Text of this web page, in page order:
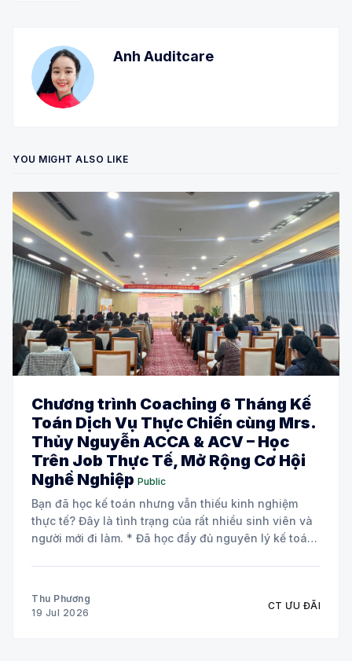
Anh Auditcare
YOU MIGHT ALSO LIKE
Chương trình Coaching 6 Tháng Kế
Toán Dịch Vụ Thực Chiến cùng Mrs.
Thủy Nguyễn ACCA & ACV – Học
Trên Job Thực Tế, Mở Rộng Cơ Hội
Nghề Nghiệp Public
Bạn đã học kế toán nhưng vẫn thiếu kinh nghiệm
thực tế? Đây là tình trạng của rất nhiều sinh viên và
người mới đi làm. * Đã học đầy đủ nguyên lý kế toán
Thu Phương
19 Jul 2026
CT ƯU ĐÃI